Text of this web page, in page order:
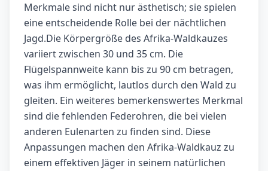
Merkmale sind nicht nur ästhetisch; sie spielen
eine entscheidende Rolle bei der nächtlichen
Jagd.Die Körpergröße des Afrika-Waldkauzes
variiert zwischen 30 und 35 cm. Die
Flügelspannweite kann bis zu 90 cm betragen,
was ihm ermöglicht, lautlos durch den Wald zu
gleiten. Ein weiteres bemerkenswertes Merkmal
sind die fehlenden Federohren, die bei vielen
anderen Eulenarten zu finden sind. Diese
Anpassungen machen den Afrika-Waldkauz zu
einem effektiven Jäger in seinem natürlichen